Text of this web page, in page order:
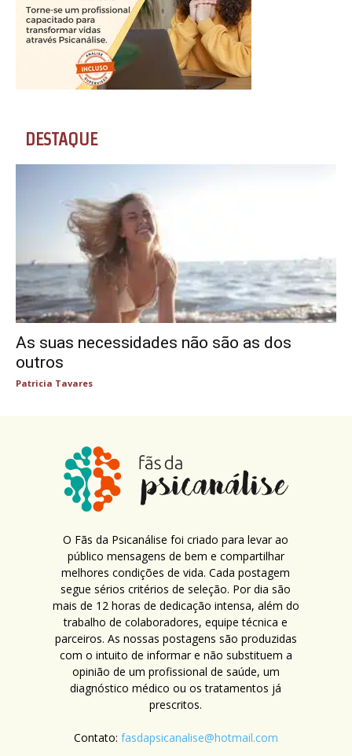
DESTAQUE
As suas necessidades não são as dos
outros
Patricia Tavares
O Fãs da Psicanálise foi criado para levar ao
público mensagens de bem e compartilhar
melhores condições de vida. Cada postagem
segue sérios critérios de seleção. Por dia são
mais de 12 horas de dedicação intensa, além do
trabalho de colaboradores, equipe técnica e
parceiros. As nossas postagens são produzidas
com o intuito de informar e não substituem a
opinião de um profissional de saúde, um
diagnóstico médico ou os tratamentos já
prescritos.
Contato: fasdapsicanalise@hotmail.com